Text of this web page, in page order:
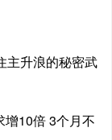
主升浪的秘密武
增10倍 3个月不